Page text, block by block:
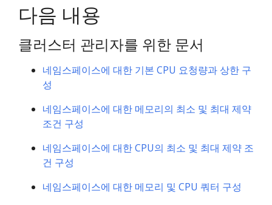
다음 내용
클러스터 관리자를 위한 문서
네임스페이스에 대한 기본 CPU 요청량과 상한 구
성
네임스페이스에 대한 메모리의 최소 및 최대 제약
조건 구성
네임스페이스에 대한 CPU의 최소 및 최대 제약 조
건 구성
네임스페이스에 대한 메모리 및 CPU 쿼터 구성